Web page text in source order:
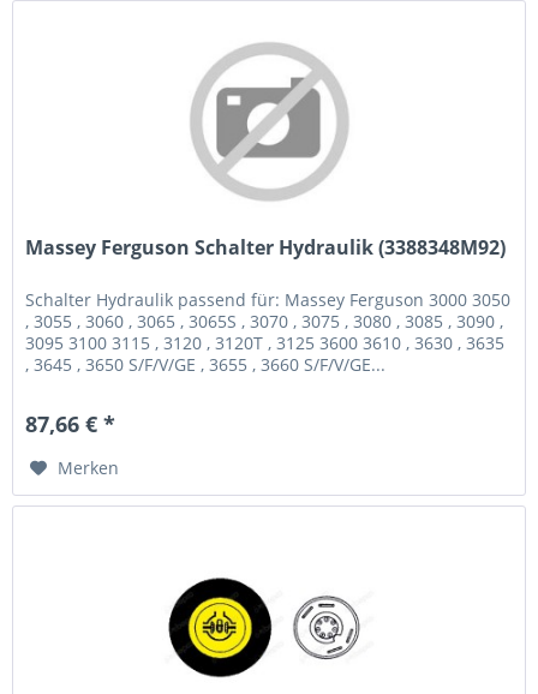
Massey Ferguson Schalter Hydraulik (3388348M92)
Schalter Hydraulik passend für: Massey Ferguson 3000 3050
, 3055 , 3060 , 3065 , 3065S , 3070 , 3075 , 3080 , 3085 , 3090 ,
3095 3100 3115 , 3120 , 3120T , 3125 3600 3610 , 3630 , 3635
, 3645 , 3650 S/F/V/GE , 3655 , 3660 S/F/V/GE...
87,66 € *
Merken